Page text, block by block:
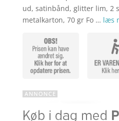
ud, satinbånd, glitter lim, 2
metalkarton, 70 gr Fo … læs